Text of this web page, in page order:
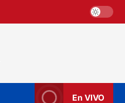
En VIVO